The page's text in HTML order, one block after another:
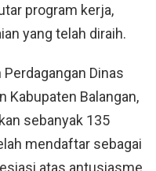
program kerja,
yang telah diraih.
Dinas
Kabupaten Balangan,
sebanyak 135
mendaftar sebagai
atas antusiasme